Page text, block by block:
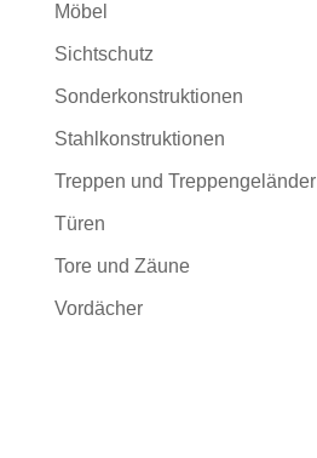
Möbel
Sichtschutz
Sonderkonstruktionen
Stahlkonstruktionen
Treppen und Treppengeländer
Türen
Tore und Zäune
Vordächer